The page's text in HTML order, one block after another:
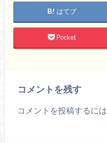
はてブ
Pocket
コメントを残す
コメントを投稿するには